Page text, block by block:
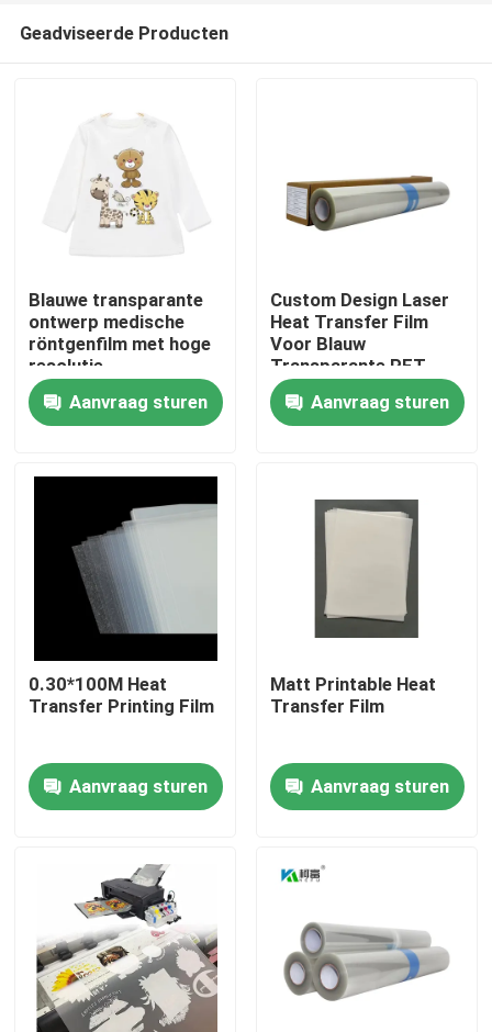
Thuis
Over ons
Fabrieksreis
Kwaliteitscontrole
nieuws
Alle Gevallen
Medisch X Ray Film
Inkjet X Ray Film
Geadviseerde Producten
Blauwe transparante
ontwerp medische
röntgenfilm met hoge
resolutie
Aanvraag sturen
Custom Design Laser
Heat Transfer Film
Voor Blauw
Transparante PET
Printing
Aanvraag sturen
0.30*100M Heat
Transfer Printing Film
Aanvraag sturen
Matt Printable Heat
Transfer Film
Aanvraag sturen